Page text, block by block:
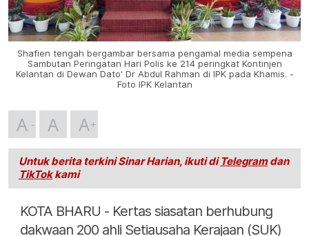
Shafien tengah bergambar bersama pengamal media sempena
Sambutan Peringatan Hari Polis ke 214 peringkat Kontinjen
Kelantan di Dewan Dato' Dr Abdul Rahman di IPK pada Khamis. -
Foto IPK Kelantan
A A A
Untuk berita terkini Sinar Harian, ikuti di Telegramdan
TikTokkami
KOTA BHARU - Kertas siasatan berhubung
dakwaan 200 ahli Setiausaha Kerajaan (SUK)